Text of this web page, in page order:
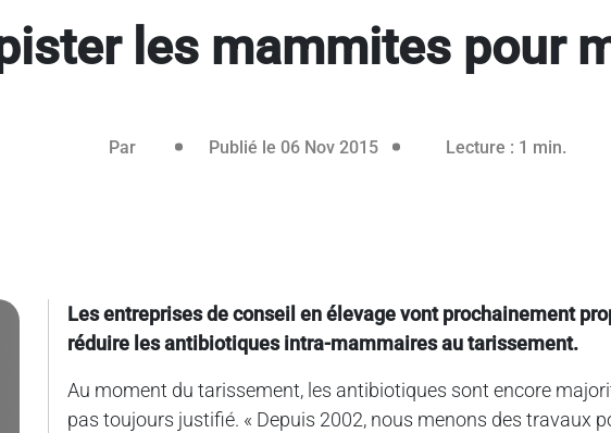
les mammites pour
Par Publié le 06 Nov 201526 janvier 2021Lecture : 1 min.
Les entreprises de conseil en élevage vont prochainement
réduire les antibiotiques intra-mammaires au tarissement.
Au moment du tarissement, les antibiotiques sont encore
pas toujours justifié. « Depuis 2002, nous menons des travaux